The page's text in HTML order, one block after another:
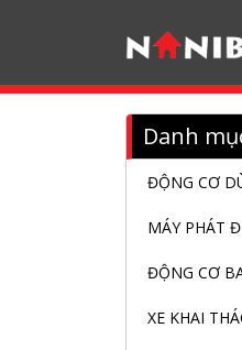
Danh
ĐỘNG CƠ
MÁY PHÁT
ĐỘNG CƠ
XE KHAI